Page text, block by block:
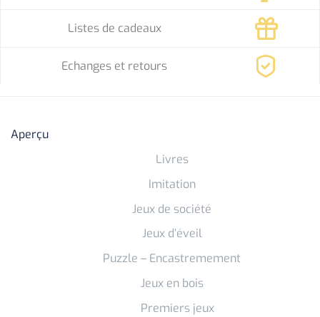
Listes de cadeaux
Echanges et retours
Aperçu
Livres
Imitation
Jeux de société
Jeux d’éveil
Puzzle – Encastremement
Jeux en bois
Premiers jeux